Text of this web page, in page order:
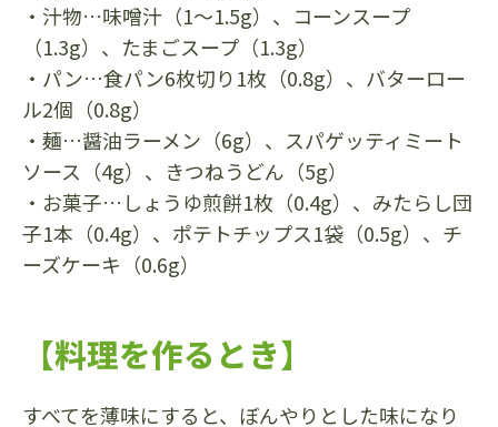
・汁物…味噌汁（1～1.5g）、コーンスープ
（1.3g）、たまごスープ（1.3g）
・パン…食パン6枚切り1枚（0.8g）、バターロー
ル2個（0.8g）
・麺…醤油ラーメン（6g）、スパゲッティミート
ソース（4g）、きつねうどん（5g）
・お菓子…しょうゆ煎餅1枚（0.4g）、みたらし団
子1本（0.4g）、ポテトチップス1袋（0.5g）、チ
ーズケーキ（0.6g）
【料理を作るとき】
すべてを薄味にすると、ぼんやりとした味になり